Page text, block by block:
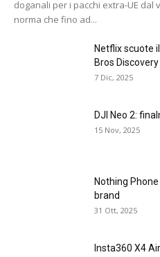
doganali per i pacchi extra-UE dal
norma che fino ad...
Netflix scuote
Bros Discovery
7 Dic, 2025
DJI Neo 2:
15 Nov, 2025
Nothing
brand
31 Ott, 2025
Insta360 X4